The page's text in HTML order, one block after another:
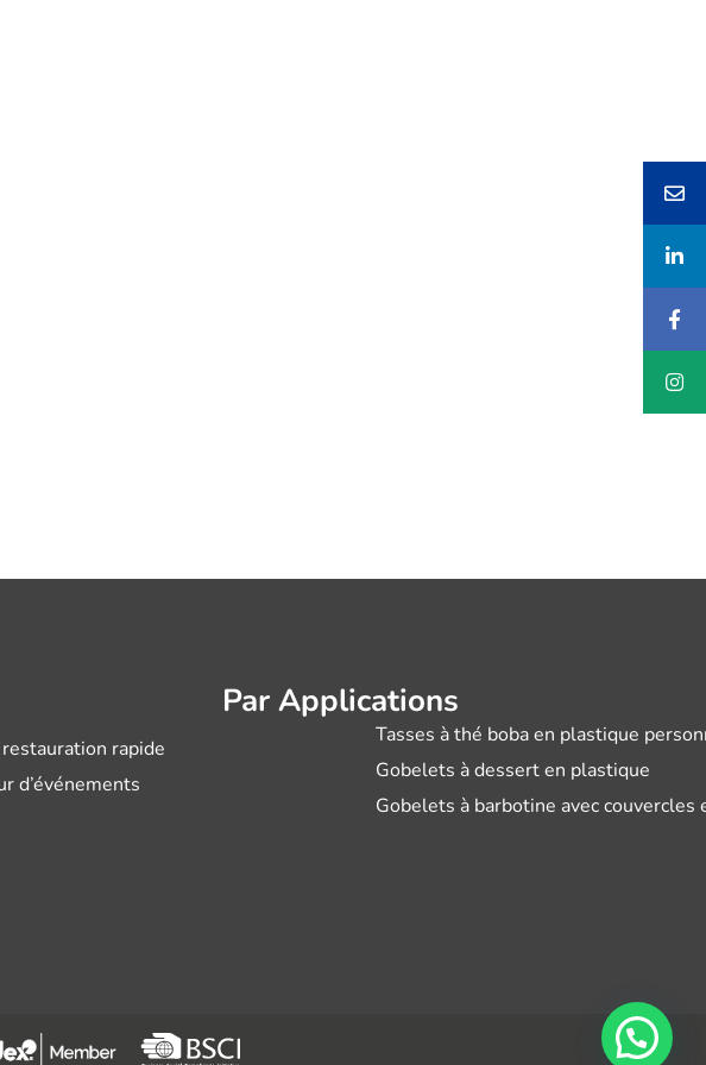
rapide
d’événements
Par Applications
Tasses à thé boba en plastique
Gobelets à dessert en plastique
Gobelets à barbotine avec couvercles